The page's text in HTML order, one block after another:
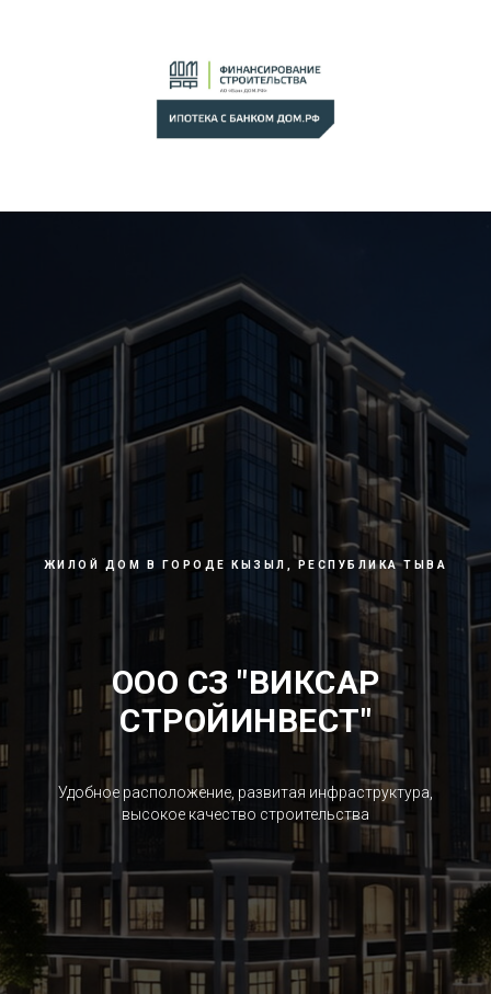
ЖИЛОЙ ДОМ В ГОРОДЕ КЫЗЫЛ, РЕСПУБЛИКА ТЫВА
ООО СЗ "ВИКСАР
СТРОЙИНВЕСТ"
Удобное расположение, развитая инфраструктура,
высокое качество строительства